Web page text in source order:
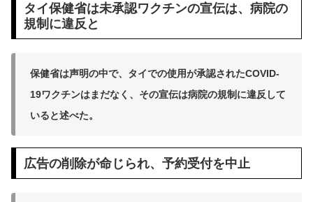
タイ保健省は未承認ワクチンの宣伝は、病院の
規制に違反と
保健省は声明の中で、タイでの使用が承認されたCOVID-
19ワクチンはまだなく、その宣伝は病院の規制に違反して
いると述べた。
広告の削除が命じられ、予約受付を中止